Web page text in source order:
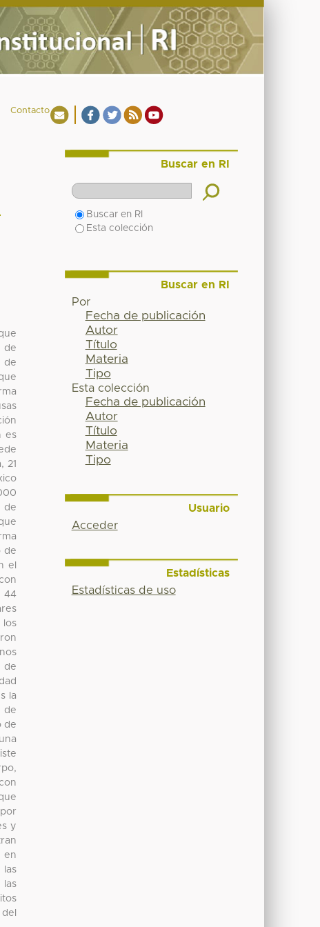
Contacto
de
de
es
21
de
de
el
44
los
de
la
de
de
y
en
las
Buscar en RI
Buscar en RI
Esta colección
Buscar en RI
Por
Fecha de publicación
Autor
Título
Materia
Tipo
Esta colección
Fecha de publicación
Autor
Título
Materia
Tipo
Usuario
Acceder
Estadísticas
Estadísticas de uso